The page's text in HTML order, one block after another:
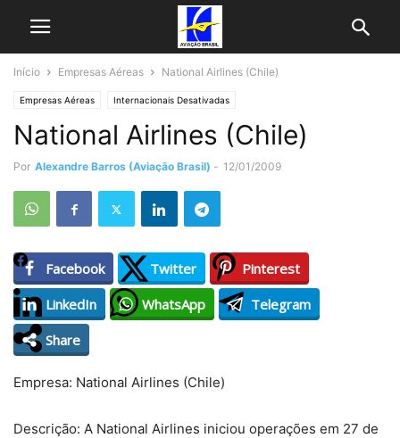
Início Empresas Aéreas National Airlines (Chile)
Empresas Aéreas Internacionais Desativadas
National Airlines (Chile)
Por Alexandre Barros (Aviação Brasil) - 12/01/2009
Facebook Twitter
Pinterest
LinkedIn
WhatsApp
Telegram
Share
Empresa: National Airlines (Chile)
Descrição: A National Airlines iniciou operações em 27 de